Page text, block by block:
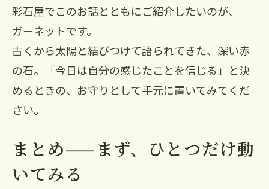
彩石屋でこのお話とともにご紹介したいのが、
ガーネットです。
古くから太陽と結びつけて語られてきた、深い赤
の石。「今日は自分の感じたことを信じる」と決
めるときの、お守りとして手元に置いてみてくだ
さい。
まとめ——まず、ひとつだけ動
いてみる